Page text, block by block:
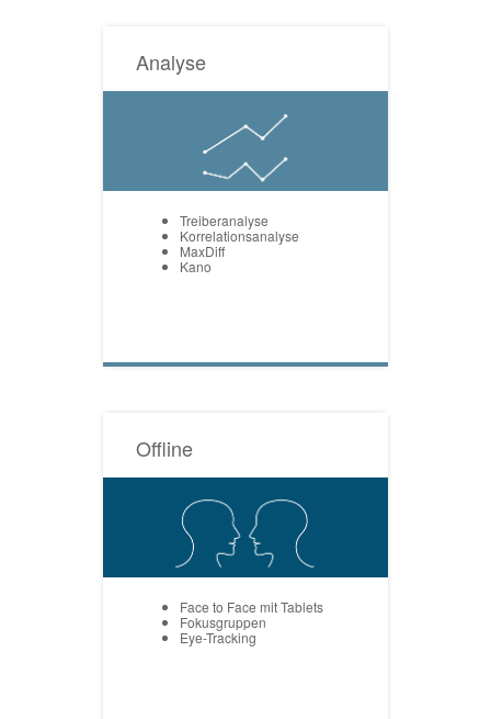
Analyse
Treiberanalyse
Korrelationsanalyse
MaxDiff
Kano
Offline
Face to Face mit Tablets
Fokusgruppen
Eye-Tracking